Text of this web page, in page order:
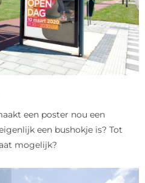
een poster nou een
een bushokje is? Tot
mogelijk?